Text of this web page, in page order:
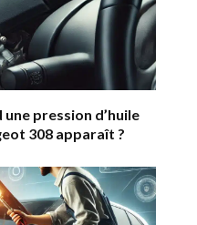
pression d’huile
308 apparaît ?